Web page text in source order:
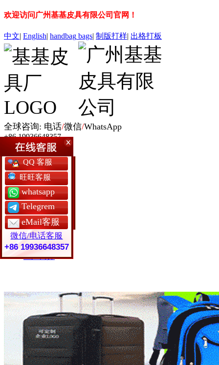
欢迎访问广州基基皮具有限公司官网！
中文| English| handbag bags| 制版打样| 出格打板
全球咨询: 电话/微信/WhatsApp
+86 19936648357
网站首页
女包定制
男包定制
银包定制
书包定制
背囊包定制
军用包袋厂
保护套定制
皮具礼品
常见问题
工厂简介
QQ 客服
旺旺客服
whatsapp
Telegrem
eMail客服
微信/电话客服
+86 19936648357